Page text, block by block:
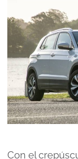
Con el